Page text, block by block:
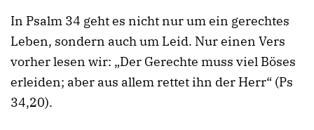
In Psalm 34 geht es nicht nur um ein gerechtes
Leben, sondern auch um Leid. Nur einen Vers
vorher lesen wir: „Der Gerechte muss viel Böses
erleiden; aber aus allem rettet ihn der Herr“ (Ps
34,20).